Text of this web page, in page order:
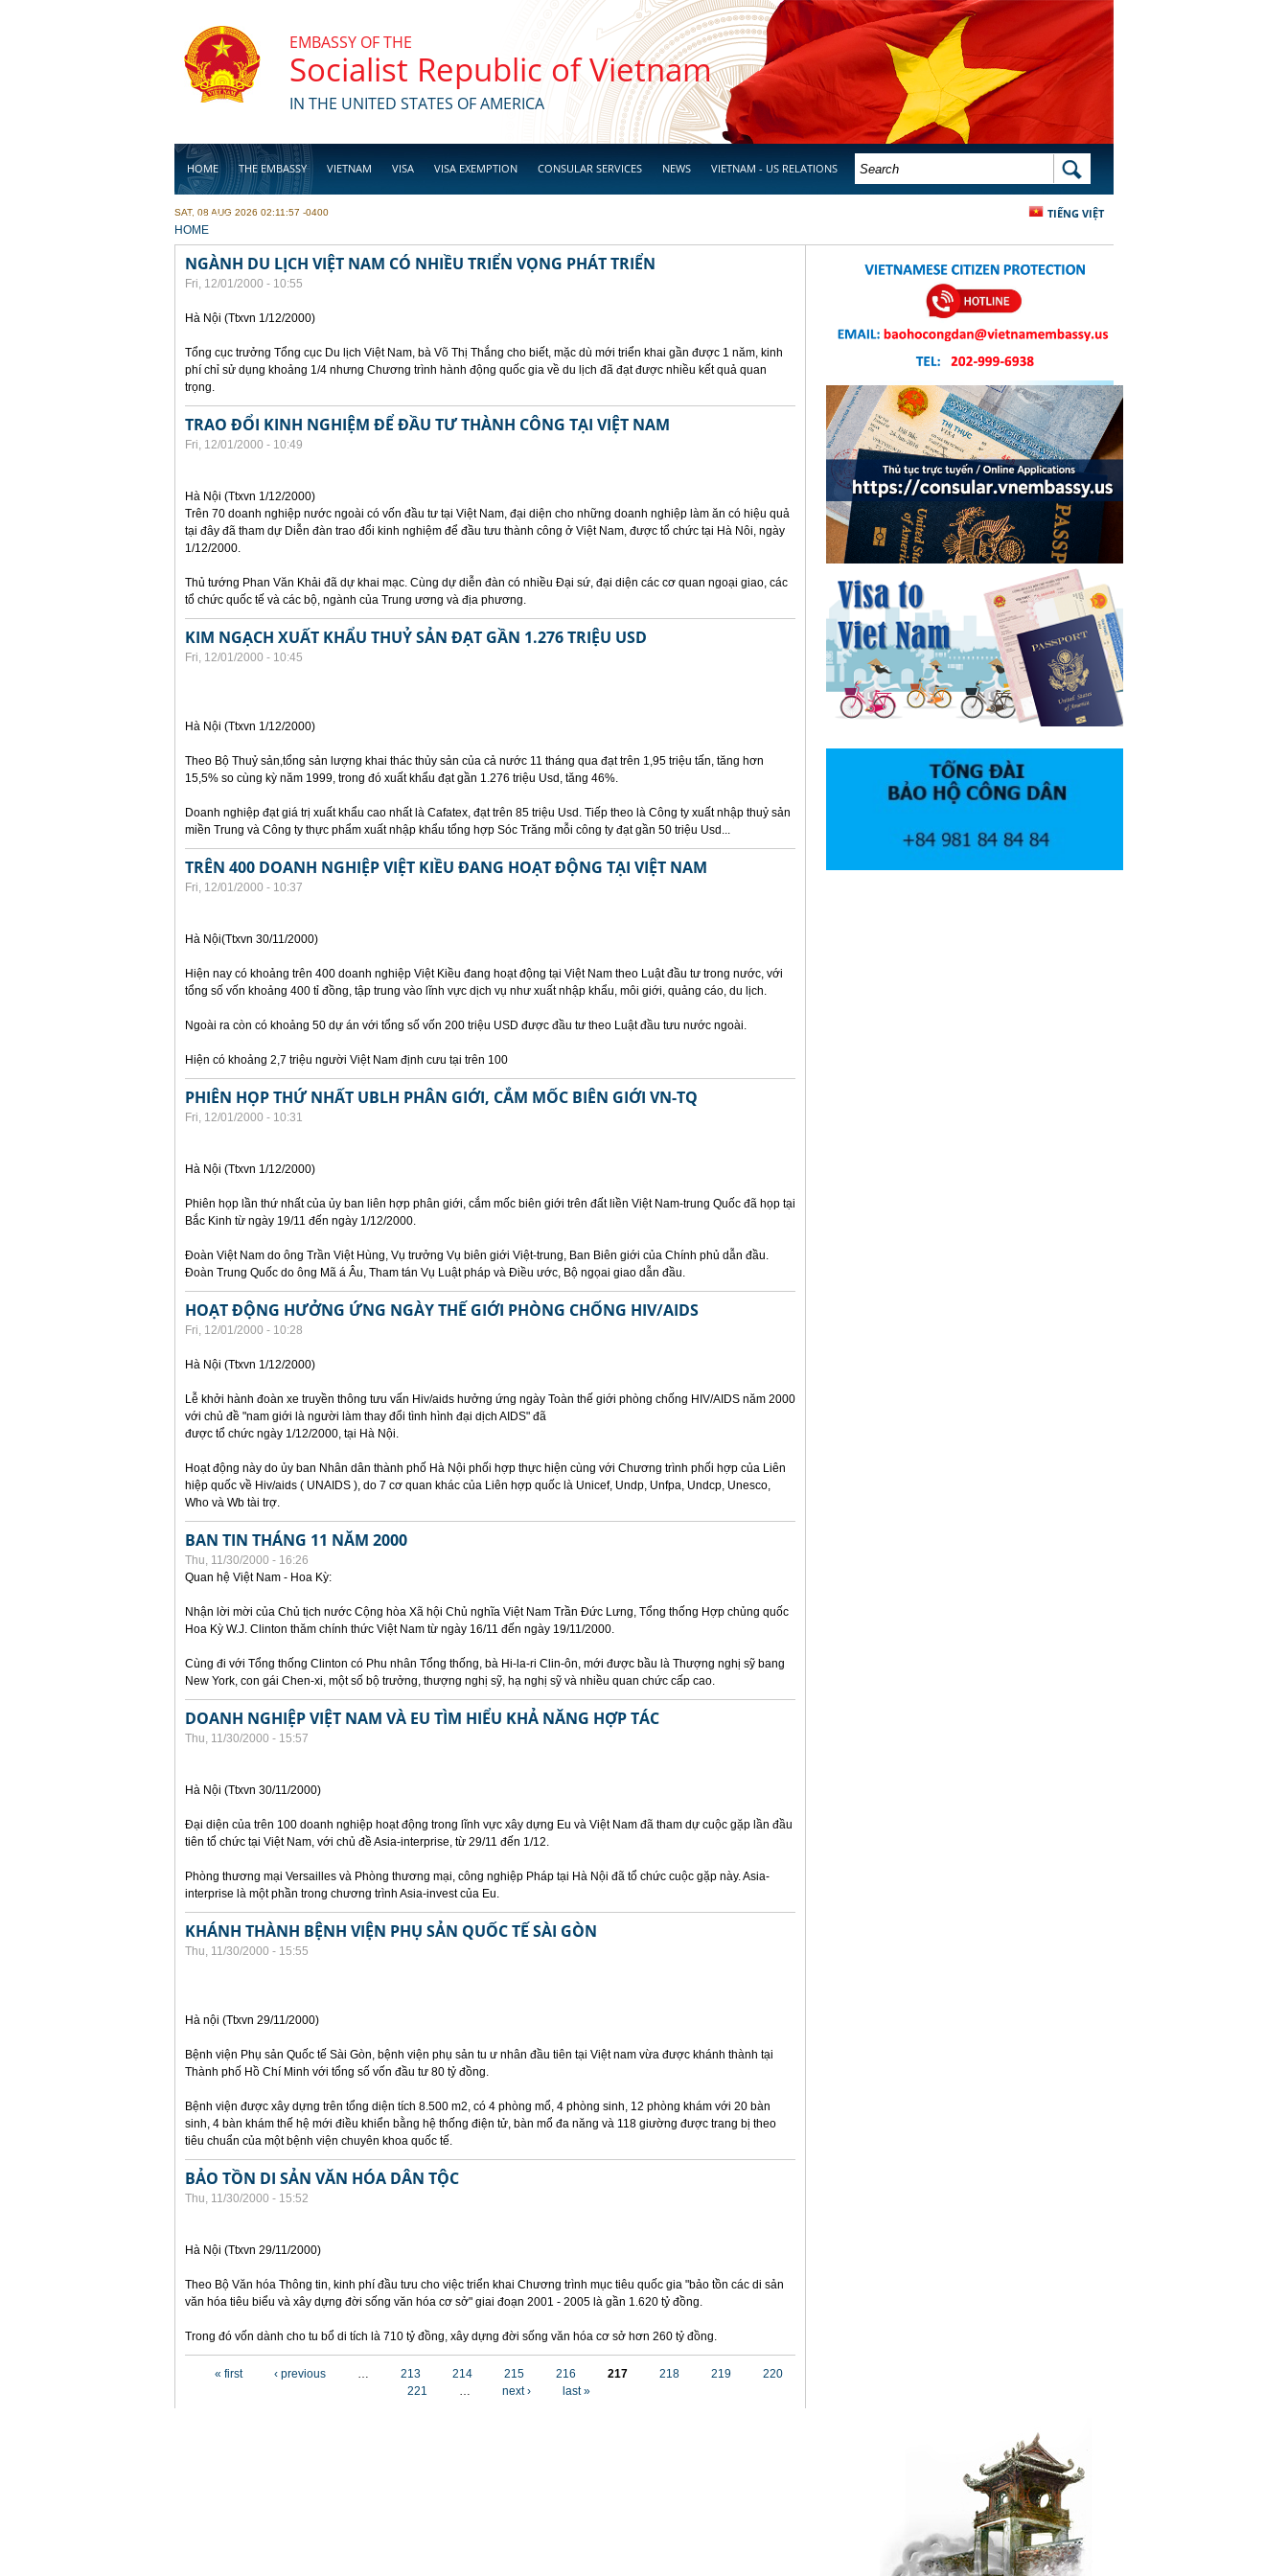
EMBASSY OF THE
Socialist Republic of Vietnam
IN THE UNITED STATES OF AMERICA
HOME THE EMBASSY VIETNAM VISA VISA EXEMPTION CONSULAR SERVICES NEWS VIETNAM - US RELATIONS
BUSINESS
SEARCH FORM SEARCH
TIẾNG VIỆT
SAT, 08 AUG 2026 02:11:57 -0400
YOU ARE HERE
HOME
NGÀNH DU LỊCH VIỆT NAM CÓ NHIỀU TRIỂN VỌNG PHÁT TRIỂN
Fri, 12/01/2000 - 10:55
Hà Nội (Ttxvn 1/12/2000)
Tổng cục trưởng Tổng cục Du lịch Việt Nam, bà Võ Thị Thắng cho biết, mặc dù mới triển khai gần được 1 năm, kinh
phí chỉ sử dụng khoảng 1/4 nhưng Chương trình hành động quốc gia về du lịch đã đạt được nhiều kết quả quan
trọng.
TRAO ĐỔI KINH NGHIỆM ĐỂ ĐẦU TƯ THÀNH CÔNG TẠI VIỆT NAM
Fri, 12/01/2000 - 10:49
Hà Nội (Ttxvn 1/12/2000)
Trên 70 doanh nghiệp nước ngoài có vốn đầu tư tại Việt Nam, đại diện cho những doanh nghiệp làm ăn có hiệu quả
tại đây đã tham dự Diễn đàn trao đổi kinh nghiệm để đầu tưu thành công ở Việt Nam, được tổ chức tại Hà Nôi, ngày
1/12/2000.
Thủ tướng Phan Văn Khải đã dự khai mạc. Cùng dự diễn đàn có nhiều Đại sứ, đại diện các cơ quan ngoại giao, các
tổ chức quốc tế và các bộ, ngành của Trung ương và địa phương.
KIM NGẠCH XUẤT KHẨU THUỶ SẢN ĐẠT GẦN 1.276 TRIỆU USD
Fri, 12/01/2000 - 10:45
Hà Nội (Ttxvn 1/12/2000)
Theo Bộ Thuỷ sản,tổng sản lượng khai thác thủy sản của cả nước 11 tháng qua đạt trên 1,95 triệu tấn, tăng hơn
15,5% so cùng kỳ năm 1999, trong đó xuất khẩu đạt gần 1.276 triệu Usd, tăng 46%.
Doanh nghiệp đạt giá trị xuất khẩu cao nhất là Cafatex, đạt trên 85 triệu Usd. Tiếp theo là Công ty xuất nhập thuỷ sản
miền Trung và Công ty thực phẩm xuất nhập khẩu tổng hợp Sóc Trăng mỗi công ty đạt gần 50 triệu Usd...
TRÊN 400 DOANH NGHIỆP VIỆT KIỀU ĐANG HOẠT ĐỘNG TẠI VIỆT NAM
Fri, 12/01/2000 - 10:37
Hà Nội(Ttxvn 30/11/2000)
Hiện nay có khoảng trên 400 doanh nghiệp Việt Kiều đang hoạt động tại Việt Nam theo Luật đầu tư trong nước, với
tổng số vốn khoảng 400 tỉ đồng, tập trung vào lĩnh vực dịch vụ như xuất nhập khẩu, môi giới, quảng cáo, du lịch.
Ngoài ra còn có khoảng 50 dự án với tổng số vốn 200 triệu USD được đầu tư theo Luật đầu tưu nước ngoài.
Hiện có khoảng 2,7 triệu người Việt Nam định cưu tại trên 100
PHIÊN HỌP THỨ NHẤT UBLH PHÂN GIỚI, CẮM MỐC BIÊN GIỚI VN-TQ
Fri, 12/01/2000 - 10:31
Hà Nội (Ttxvn 1/12/2000)
Phiên họp lần thứ nhất của ủy ban liên hợp phân giới, cắm mốc biên giới trên đất liền Việt Nam-trung Quốc đã họp tại
Bắc Kinh từ ngày 19/11 đến ngày 1/12/2000.
Đoàn Việt Nam do ông Trần Việt Hùng, Vụ trưởng Vụ biên giới Việt-trung, Ban Biên giới của Chính phủ dẫn đầu.
Đoàn Trung Quốc do ông Mã á Âu, Tham tán Vụ Luật pháp và Điều ước, Bộ ngọai giao dẫn đầu.
HOẠT ĐỘNG HƯỞNG ỨNG NGÀY THẾ GIỚI PHÒNG CHỐNG HIV/AIDS
Fri, 12/01/2000 - 10:28
Hà Nội (Ttxvn 1/12/2000)
Lễ khởi hành đoàn xe truyền thông tưu vấn Hiv/aids hưởng ứng ngày Toàn thế giới phòng chống HIV/AIDS năm 2000
với chủ đề "nam giới là người làm thay đổi tình hình đại dịch AIDS" đã
được tổ chức ngày 1/12/2000, tại Hà Nội.
Hoạt động này do ủy ban Nhân dân thành phố Hà Nội phối hợp thực hiện cùng với Chương trình phối hợp của Liên
hiệp quốc về Hiv/aids ( UNAIDS ), do 7 cơ quan khác của Liên hợp quốc là Unicef, Undp, Unfpa, Undcp, Unesco,
Who và Wb tài trợ.
BAN TIN THÁNG 11 NĂM 2000
Thu, 11/30/2000 - 16:26
Quan hệ Việt Nam - Hoa Kỳ:
Nhận lời mời của Chủ tịch nước Cộng hòa Xã hội Chủ nghĩa Việt Nam Trần Đức Lưng, Tổng thống Hợp chủng quốc
Hoa Kỳ W.J. Clinton thăm chính thức Việt Nam từ ngày 16/11 đến ngày 19/11/2000.
Cùng đi với Tổng thống Clinton có Phu nhân Tổng thống, bà Hi-la-ri Clin-ôn, mới được bầu là Thượng nghị sỹ bang
New York, con gái Chen-xi, một số bộ trưởng, thượng nghị sỹ, hạ nghị sỹ và nhiều quan chức cấp cao.
DOANH NGHIỆP VIỆT NAM VÀ EU TÌM HIỂU KHẢ NĂNG HỢP TÁC
Thu, 11/30/2000 - 15:57
Hà Nội (Ttxvn 30/11/2000)
Đại diện của trên 100 doanh nghiệp hoạt động trong lĩnh vực xây dựng Eu và Việt Nam đã tham dự cuộc gặp lần đầu
tiên tổ chức tại Việt Nam, với chủ đề Asia-interprise, từ 29/11 đến 1/12.
Phòng thương mại Versailles và Phòng thương mại, công nghiệp Pháp tại Hà Nội đã tổ chức cuộc gặp này. Asia-
interprise là một phần trong chương trình Asia-invest của Eu.
KHÁNH THÀNH BỆNH VIỆN PHỤ SẢN QUỐC TẾ SÀI GÒN
Thu, 11/30/2000 - 15:55
Hà nội (Ttxvn 29/11/2000)
Bệnh viện Phụ sản Quốc tế Sài Gòn, bệnh viện phụ sản tu ư nhân đầu tiên tại Việt nam vừa được khánh thành tại
Thành phố Hồ Chí Minh với tổng số vốn đầu tư 80 tỷ đồng.
Bệnh viện được xây dựng trên tổng diện tích 8.500 m2, có 4 phòng mổ, 4 phòng sinh, 12 phòng khám với 20 bàn
sinh, 4 bàn khám thế hệ mới điều khiển bằng hệ thống điện tử, bàn mổ đa năng và 118 giường được trang bị theo
tiêu chuẩn của một bệnh viện chuyên khoa quốc tế.
BẢO TỒN DI SẢN VĂN HÓA DÂN TỘC
Thu, 11/30/2000 - 15:52
Hà Nội (Ttxvn 29/11/2000)
Theo Bộ Văn hóa Thông tin, kinh phí đầu tưu cho việc triển khai Chương trình mục tiêu quốc gia "bảo tồn các di sản
văn hóa tiêu biểu và xây dựng đời sống văn hóa cơ sở" giai đoạn 2001 - 2005 là gần 1.620 tỷ đồng.
Trong đó vốn dành cho tu bổ di tích là 710 tỷ đồng, xây dựng đời sống văn hóa cơ sở hơn 260 tỷ đồng.
« first ‹ previous … 213 214 215 216 217 218 219
220
221
… next › last »